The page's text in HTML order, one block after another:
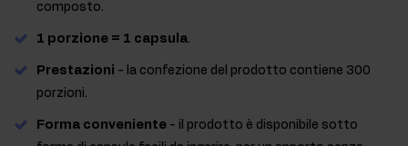
composto.
1 porzione = 1 capsula.
Prestazioni - la confezione del prodotto contiene 300
porzioni.
Forma conveniente - il prodotto è disponibile sotto